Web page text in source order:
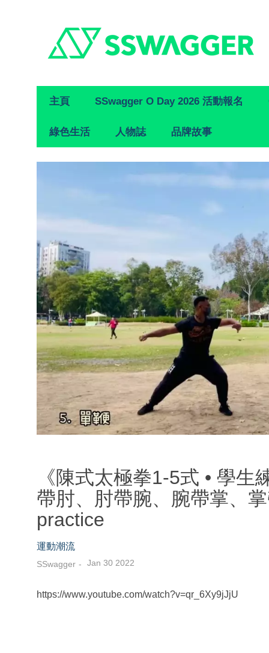
Primary
Navigation
主頁 SSwagger O Day 2026 活動報名
綠色生活 人物誌 品牌故事
《陳式太極拳1-5式 • 學
帶肘、肘帶腕、腕帶掌、
practice
運動潮流
SSwagger Jan 30 2022
https://www.youtube.com/watch?v=qr_6Xy9jJjU